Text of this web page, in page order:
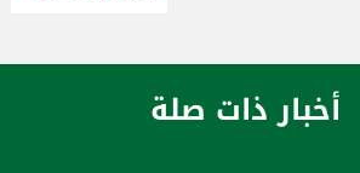
أخبار ذات صلة